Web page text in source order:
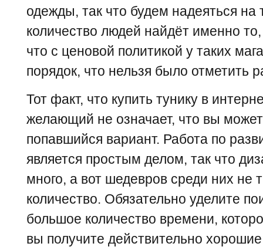
одежды, так что будем надеяться на
количество людей найдёт именно
что с ценовой политикой у таких
порядок, что нельзя было отметить
Тот факт, что купить тунику в
желающий не означает, что вы
попавшийся вариант. Работа по
является простым делом, так что
много, а вот шедевров среди них не
количество. Обязательно уделите
большое количество времени,
вы получите действительно